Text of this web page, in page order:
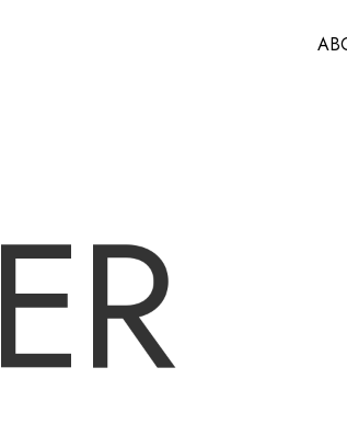
ER